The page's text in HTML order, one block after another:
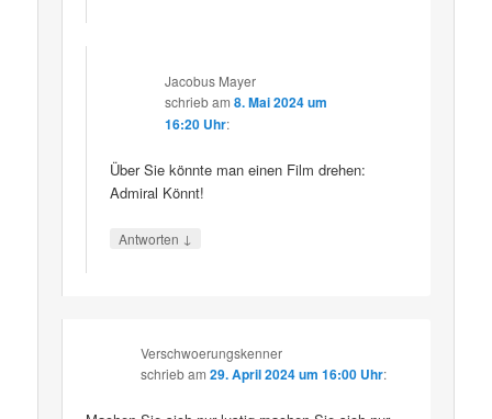
Jacobus Mayer
schriebam8. Mai 2024 um
16:20 Uhr:
Über Sie könnte man einen Film drehen:
Admiral Könnt!
Antworten ↓
Verschwoerungskenner
schriebam29. April 2024 um 16:00 Uhr: